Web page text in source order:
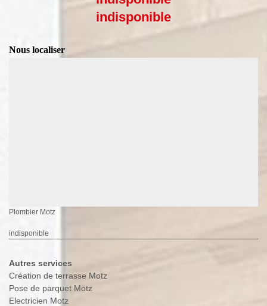
indisponible
Nous localiser
Plombier Motz
indisponible
Autres services
Création de terrasse Motz
Pose de parquet Motz
Electricien Motz